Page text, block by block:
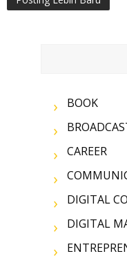
BOOK
CAREER
DIGITAL
DIGITAL